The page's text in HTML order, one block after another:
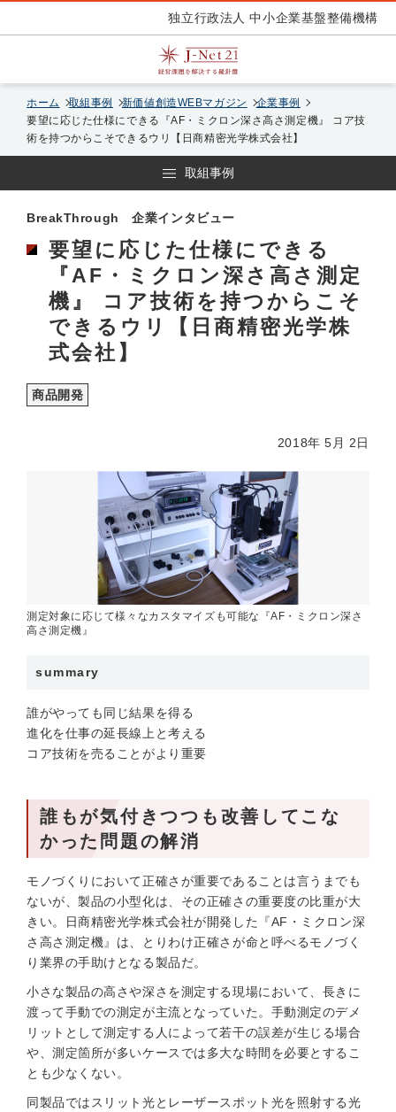
独立行政法人 中小企業基盤整備機構
ホーム 取組事例 新価値創造WEBマガジン
企業事例
要望に応じた仕様にできる『AF・ミクロン深さ高さ測定機』 コア技
術を持つからこそできるウリ【日商精密光学株式会社】
取組事例
BreakThrough 企業インタビュー
要望に応じた仕様にできる
『AF・ミクロン深さ高さ測定
機』 コア技術を持つからこそ
できるウリ【日商精密光学株
式会社】
商品開発
2018年 5月 2日
測定対象に応じて様々なカスタマイズも可能な『AF・ミクロン深さ
高さ測定機』
summary
誰がやっても同じ結果を得る
進化を仕事の延長線上と考える
コア技術を売ることがより重要
誰もが気付きつつも改善してこな
かった問題の解消
モノづくりにおいて正確さが重要であることは言うまでも
ないが、製品の小型化は、その正確さの重要度の比重が大
きい。日商精密光学株式会社が開発した『AF・ミクロン深
さ高さ測定機』は、とりわけ正確さが命と呼べるモノづく
り業界の手助けとなる製品だ。
小さな製品の高さや深さを測定する現場において、長きに
渡って手動での測定が主流となっていた。手動測定のデメ
リットとして測定する人によって若干の誤差が生じる場合
や、測定箇所が多いケースでは多大な時間を必要とするこ
とも少なくない。
同製品ではスリット光とレーザースポット光を照射する光